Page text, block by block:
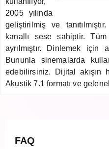
2005 yılında
geliştirilmiş ve
kanallı sese sahiptir.
ayrılmıştır. Dinlemek için
Bununla sinemalarda
edebilirsiniz. Dijital akışın
Akustik 7.1 formatı ve
FAQ